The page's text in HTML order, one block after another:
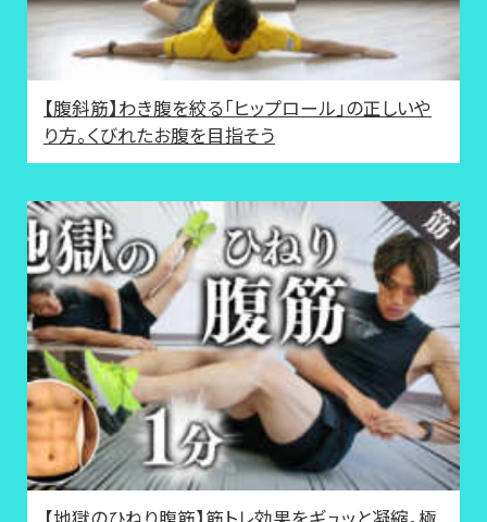
【腹斜筋】わき腹を絞る「ヒップロール」の正しいや
り方。くびれたお腹を目指そう